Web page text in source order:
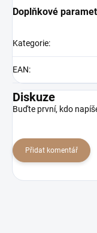
Doplňkové
Kategorie:
EAN:
Diskuze
Buďte první, kdo
Přidat komentář